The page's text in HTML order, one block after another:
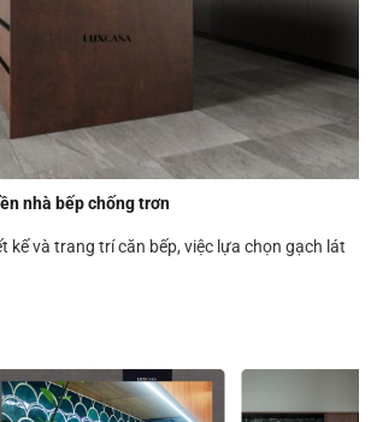
nhà bếp chống trơn
kế và trang trí căn bếp, việc lựa chọn gạch lát